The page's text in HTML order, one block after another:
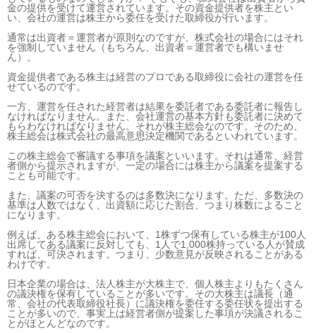
金の提供を受けて運営されています。その資金提供者を株主とい
い、会社の運営は株主から委任を受けた取締役が行います。
通常は出資者＝運営者が原則なのですが、株式会社の場合にはそれ
を強制していません（もちろん、出資者＝運営者でも構いませ
ん）。
資金提供者である株主は経営のプロである取締役に会社の運営を任
せているのです。
一方、運営を任された経営者は結果を委託者である委託者に報告し
なければなりません。また、会社運営の基本方針も委託者に決めて
もらわなければなりません。それが株主総会なのです。そのため、
株主総会は株式会社の最高意思決定機関であるといわれています。
この株主総会で審議する事項を議案といいます。それは通常、経営
者側から提示されますが、一定の場合には株主から議案を提案する
ことも可能です。
また、議案の可否を決するのは多数決になります。ただ、多数決の
基準は人数ではなく、出資額に応じた割合、つまり株数によること
になります。
例えば、ある株主総会において、1株ずつ保有している株主が100人
出席してある議案に反対しても、1人で1,000株持っている人が賛成
すれば、可決されます。つまり、少数意見が反映されることがある
わけです。
日本企業の場合は、法人株主が大株主で、個人株主よりもたくさん
の議決権を保有していることが多いです。その大株主は議長（通
常、会社の代表取締役社長）に議決権を委任する委任状を提出する
ことが多いので、事実上は経営者側が提案した事項が決議されるこ
とがほとんどなのです。